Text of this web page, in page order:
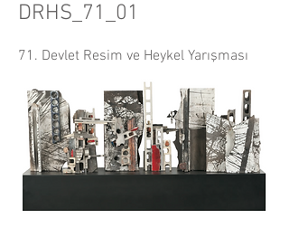
DRHS_71_01
71. Devlet Resim ve Heykel Yarışması